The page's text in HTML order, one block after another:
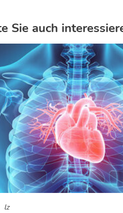
Sie auch
lz